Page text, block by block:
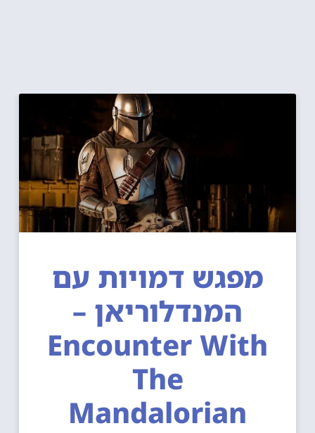
מפגש דמויות עם
המנדלוריאן –
Encounter With
The
Mandalorian